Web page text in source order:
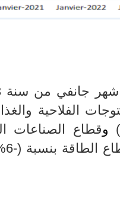
الفلاحية
) وقطاع الصناعات
الطاقة بنسبة (-6